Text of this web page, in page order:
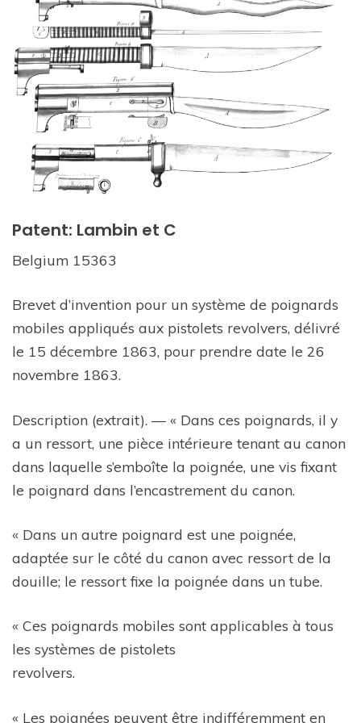
Patent: Lambin et C
Belgium 15363
Brevet d’invention pour un système de poignards
mobiles appliqués aux pistolets revolvers, délivré
le 15 décembre 1863, pour prendre date le 26
novembre 1863.
Description (extrait). — « Dans ces poignards, il y
a un ressort, une pièce intérieure tenant au canon
dans laquelle s’emboîte la poignée, une vis fixant
le poignard dans l’encastrement du canon.
« Dans un autre poignard est une poignée,
adaptée sur le côté du canon avec ressort de la
douille; le ressort fixe la poignée dans un tube.
« Ces poignards mobiles sont applicables à tous
les systèmes de pistolets
revolvers.
« Les poignées peuvent être indifféremment en